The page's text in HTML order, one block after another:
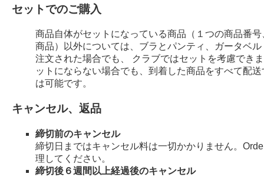
セットでのご購入
商品自体がセットになっている商品（１つの商品番
商品）以外については、ブラとパンティ、ガータベ
注文された場合でも、 クラブではセットを考慮でき
ットにならない場合でも、到着した商品をすべて配
は可能です。
キャンセル、返品
締切前のキャンセル
締切日まではキャンセル料は一切かかりません。
理してください。
締切後６週間以上経過後のキャンセル